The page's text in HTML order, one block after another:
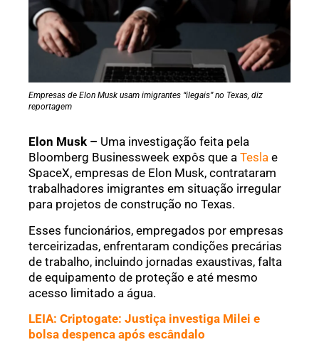
Empresas de Elon Musk usam imigrantes “ilegais” no Texas, diz
reportagem
Elon Musk – Uma investigação feita pela
Bloomberg Businessweek expôs que a Tesla e
SpaceX, empresas de Elon Musk, contrataram
trabalhadores imigrantes em situação irregular
para projetos de construção no Texas.
Esses funcionários, empregados por empresas
terceirizadas, enfrentaram condições precárias
de trabalho, incluindo jornadas exaustivas, falta
de equipamento de proteção e até mesmo
acesso limitado a água.
LEIA: Criptogate: Justiça investiga Milei e
bolsa despenca após escândalo